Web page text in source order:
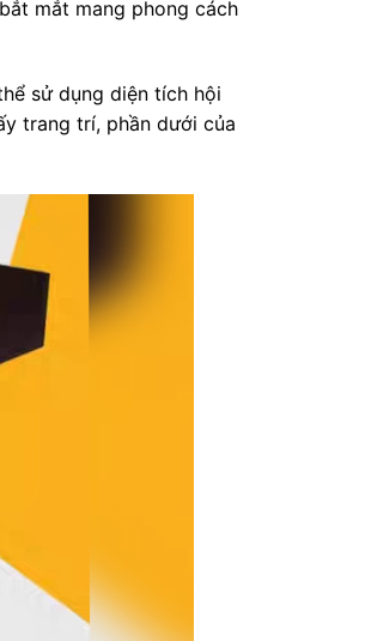
mắt mang phong cách
sử dụng diện tích hội
trang trí, phần dưới của